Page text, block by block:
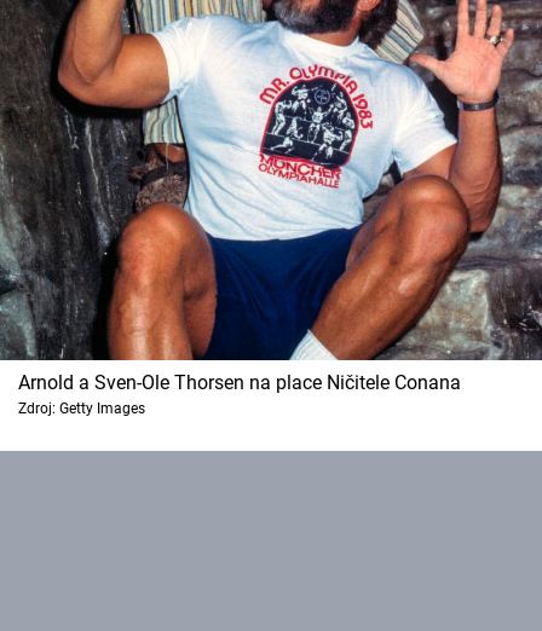
Arnold a Sven-Ole Thorsen na place Ničitele Conana
Zdroj: Getty Images